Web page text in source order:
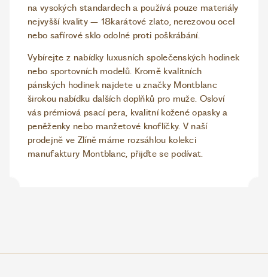
na vysokých standardech a používá pouze materiály
nejvyšší kvality – 18karátové zlato, nerezovou ocel
nebo safírové sklo odolné proti poškrábání.
Vybírejte z nabídky luxusních společenských hodinek
nebo sportovních modelů. Kromě kvalitních
pánských hodinek najdete u značky Montblanc
širokou nabídku dalších doplňků pro muže. Osloví
vás prémiová psací pera, kvalitní kožené opasky a
peněženky nebo manžetové knoflíčky. V naší
prodejně ve Zlíně máme rozsáhlou kolekci
manufaktury Montblanc, přijďte se podívat.